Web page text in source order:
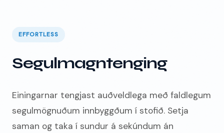
EFFORTLESS
Segulmagntenging
Einingarnar tengjast auðveldlega með faldlegum
segulmögnuðum innbyggðum í stofið. Setja
saman og taka í sundur á sekúndum án